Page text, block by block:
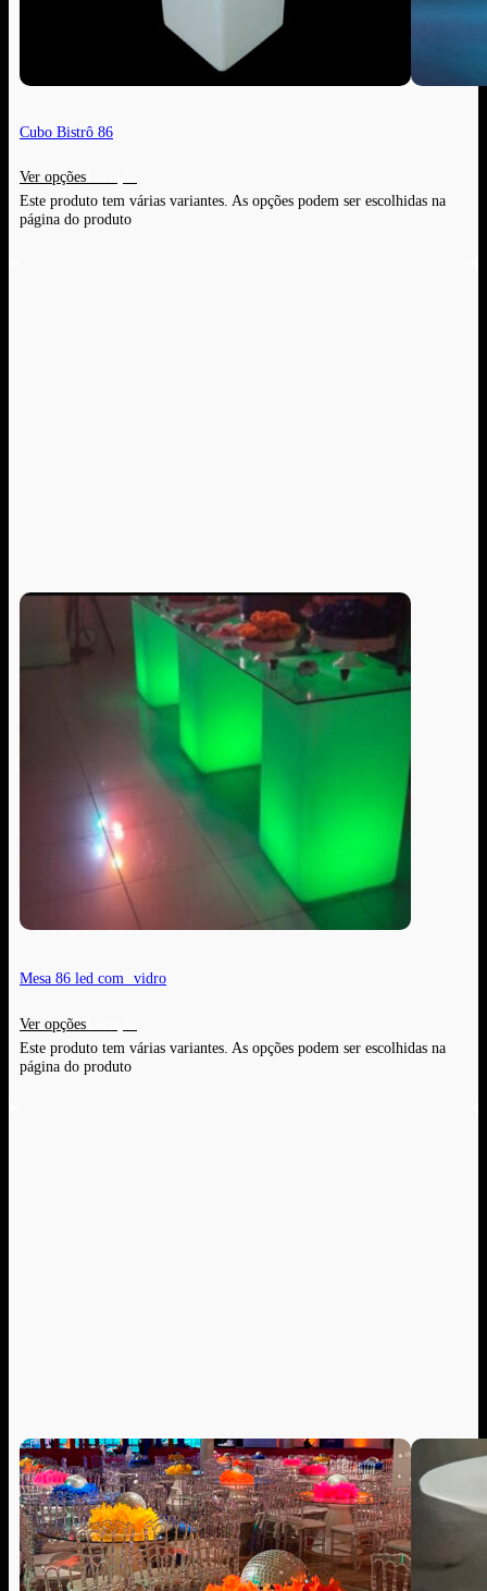
Cubo Bistrô 86
Ver opções
Este produto tem várias variantes. As opções podem ser escolhidas na
página do produto
Mesa 86 led com vidro
Ver opções
Este produto tem várias variantes. As opções podem ser escolhidas na
página do produto